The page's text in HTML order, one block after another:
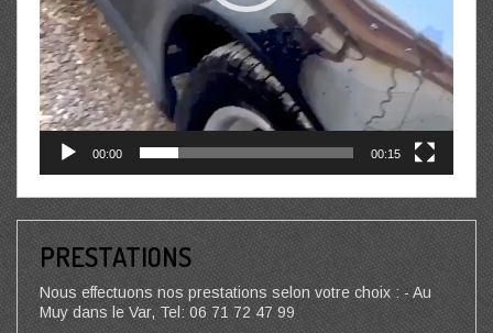
00:00 00:15
PRESTATIONS
Nous effectuons nos prestations selon votre choix : - Au
Muy dans le Var, Tel: 06 71 72 47 99